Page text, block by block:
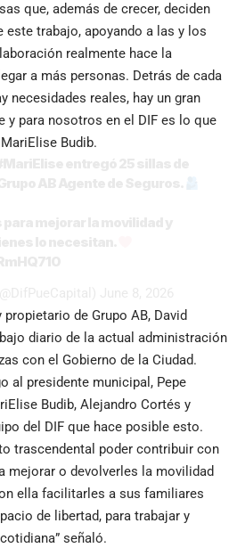
que, además de crecer, deciden
este trabajo, apoyando a las y los
realmente hace la
a más personas. Detrás de cada
necesidades reales, hay un gran
y para nosotros en el DIF es lo que
Budib.
de Grupo AB, David
diario de la actual administración
con el Gobierno de la Ciudad.
al presidente municipal, Pepe
Budib, Alejandro Cortés y
del DIF que hace posible esto.
trascendental poder contribuir con
mejorar o devolverles la movilidad
ella facilitarles a sus familiares
de libertad, para trabajar y
señaló.